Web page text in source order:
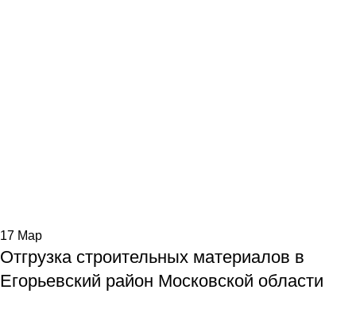
17 Мар
Отгрузка строительных материалов в
Егорьевский район Московской области